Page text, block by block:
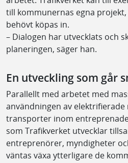
till kommunernas egna
behövt köpas in.
– Dialogen har utvecklats och
planeringen, säger han.
En utveckling som går
Parallellt med arbetet med
användningen av elektrifierade
transporter inom
som Trafikverket utvecklar
entreprenörer, myndigheter
väntas växa ytterligare de